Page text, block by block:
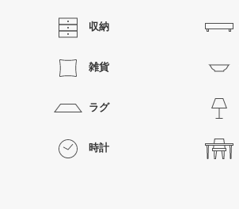
収納
雑貨
ラグ
時計